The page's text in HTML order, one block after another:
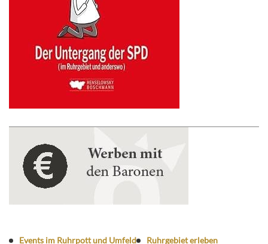
Events im Ruhrpott und Umfeld Ruhrgebiet erleben